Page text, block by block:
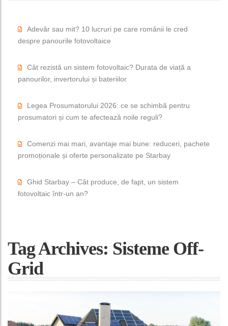
Adevăr sau mit? 10 lucruri pe care românii le cred
despre panourile fotovoltaice
Cât rezistă un sistem fotovoltaic? Durata de viață a
panourilor, invertorului și bateriilor
Legea Prosumatorului 2026: ce se schimbă pentru
prosumatori și cum te afectează noile reguli?
Comenzi mai mari, avantaje mai bune: reduceri, pachete
promoționale și oferte personalizate pe Starbay
Ghid Starbay – Cât produce, de fapt, un sistem
fotovoltaic într-un an?
Tag Archives: Sisteme Off-
Grid